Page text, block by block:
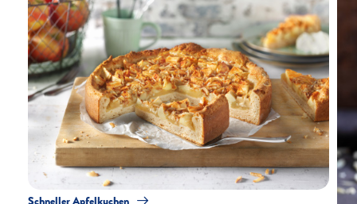
Schneller Apfelkuchen